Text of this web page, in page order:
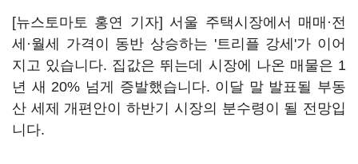
[뉴스토마토 홍연 기자] 서울 주택시장에서 매매·전
세·월세 가격이 동반 상승하는 '트리플 강세'가 이어
지고 있습니다. 집값은 뛰는데 시장에 나온 매물은 1
년 새 20% 넘게 증발했습니다. 이달 말 발표될 부동
산 세제 개편안이 하반기 시장의 분수령이 될 전망입
니다.